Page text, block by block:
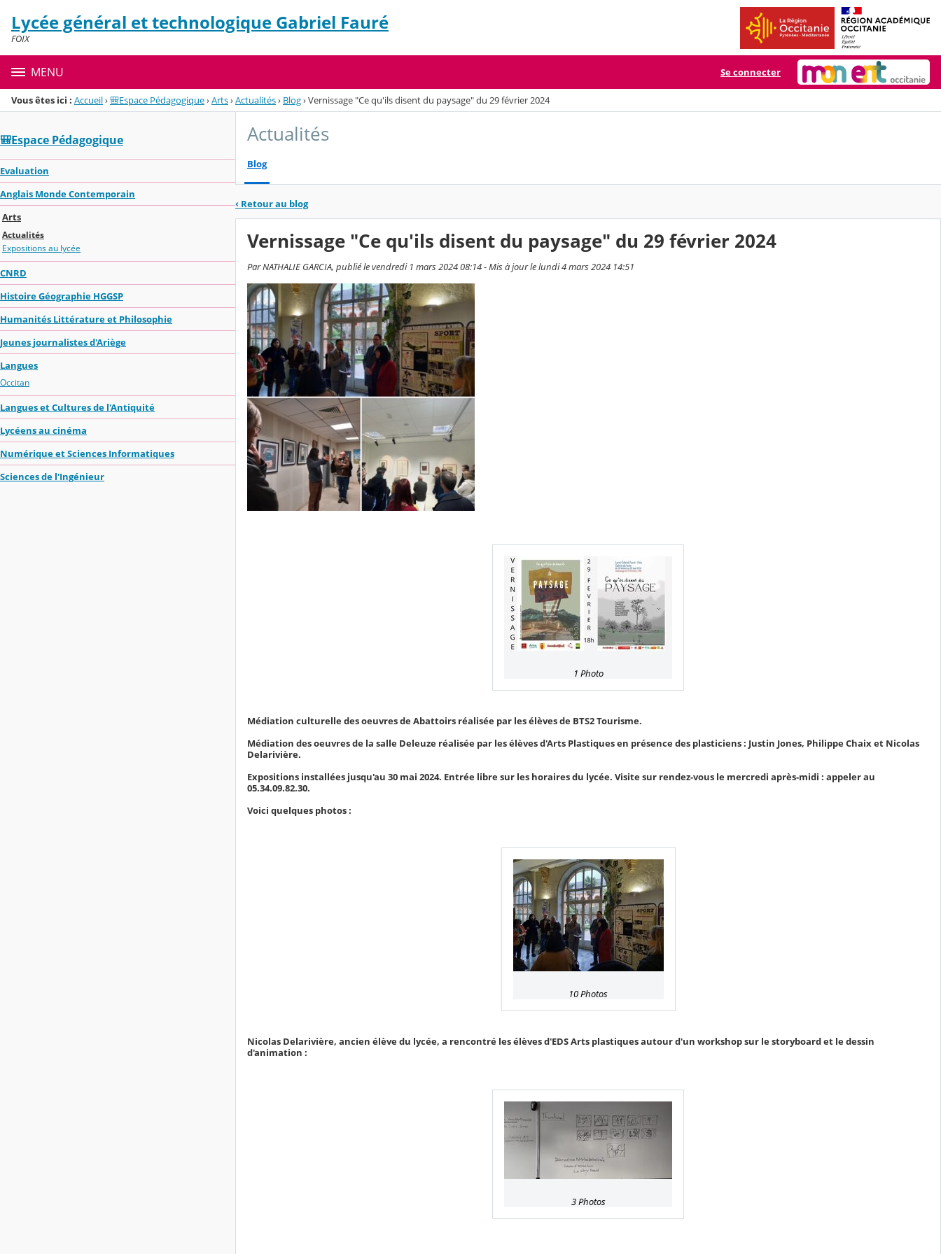
Menu de la rubrique
Contenu
Lycée général et technologique Gabriel Fauré
FOIX
MENU Se connecter
Vous êtes ici : Accueil›🎒Espace Pédagogique›Arts›Actualités› Blog›Vernissage "Ce qu'ils disent du paysage" du 29 février 2024
🎒Espace Pédagogique
Evaluation
Anglais Monde Contemporain
Arts
Actualités
Expositions au lycée
CNRD
Histoire Géographie HGGSP
Humanités Littérature et Philosophie
Jeunes journalistes d'Ariège
Langues
Occitan
Langues et Cultures de l'Antiquité
Lycéens au cinéma
Numérique et Sciences Informatiques
Sciences de l'Ingénieur
Actualités
Blog
‹ Retour au blog
Vernissage "Ce qu'ils disent du paysage" du 29 février 2024
Par NATHALIE GARCIA, publié le vendredi 1 mars 2024 08:14 - Mis à jour le lundi 4 mars 2024 14:51
1 Photo
Médiation culturelle des oeuvres de Abattoirs réalisée par les élèves de BTS2 Tourisme.
Médiation des oeuvres de la salle Deleuze réalisée par les élèves d'Arts Plastiques en présence des plasticiens : Justin Jones, Philippe Chaix et Nicolas
Delarivière.
Expositions installées jusqu'au 30 mai 2024. Entrée libre sur les horaires du lycée. Visite sur rendez-vous le mercredi après-midi : appeler au
05.34.09.82.30.
Voici quelques photos :
10 Photos
Nicolas Delarivière, ancien élève du lycée, a rencontré les élèves d'EDS Arts plastiques autour d'un workshop sur le storyboard et le dessin
d'animation :
3 Photos